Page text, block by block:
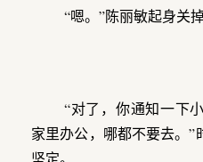
“嗯。”陈丽敏起身关掉
“对了，你通知一下
家里办公，哪都不要去。
坚定。